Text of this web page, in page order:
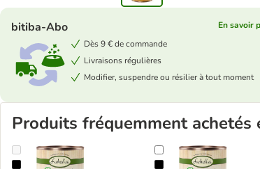
bitiba-Abo
En savoir
Dès 9 € de commande
Livraisons régulières
Modifier, suspendre ou résilier à tout moment
Produits fréquemment achetés
Lukullus Organic Adult poulet, carottes (sans gluten)
Lukullus Organic